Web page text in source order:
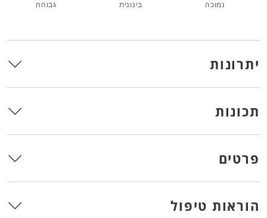
נמוכה בינונית גבוהה
יתרונות
תכונות
פרטים
הוראות טיפול